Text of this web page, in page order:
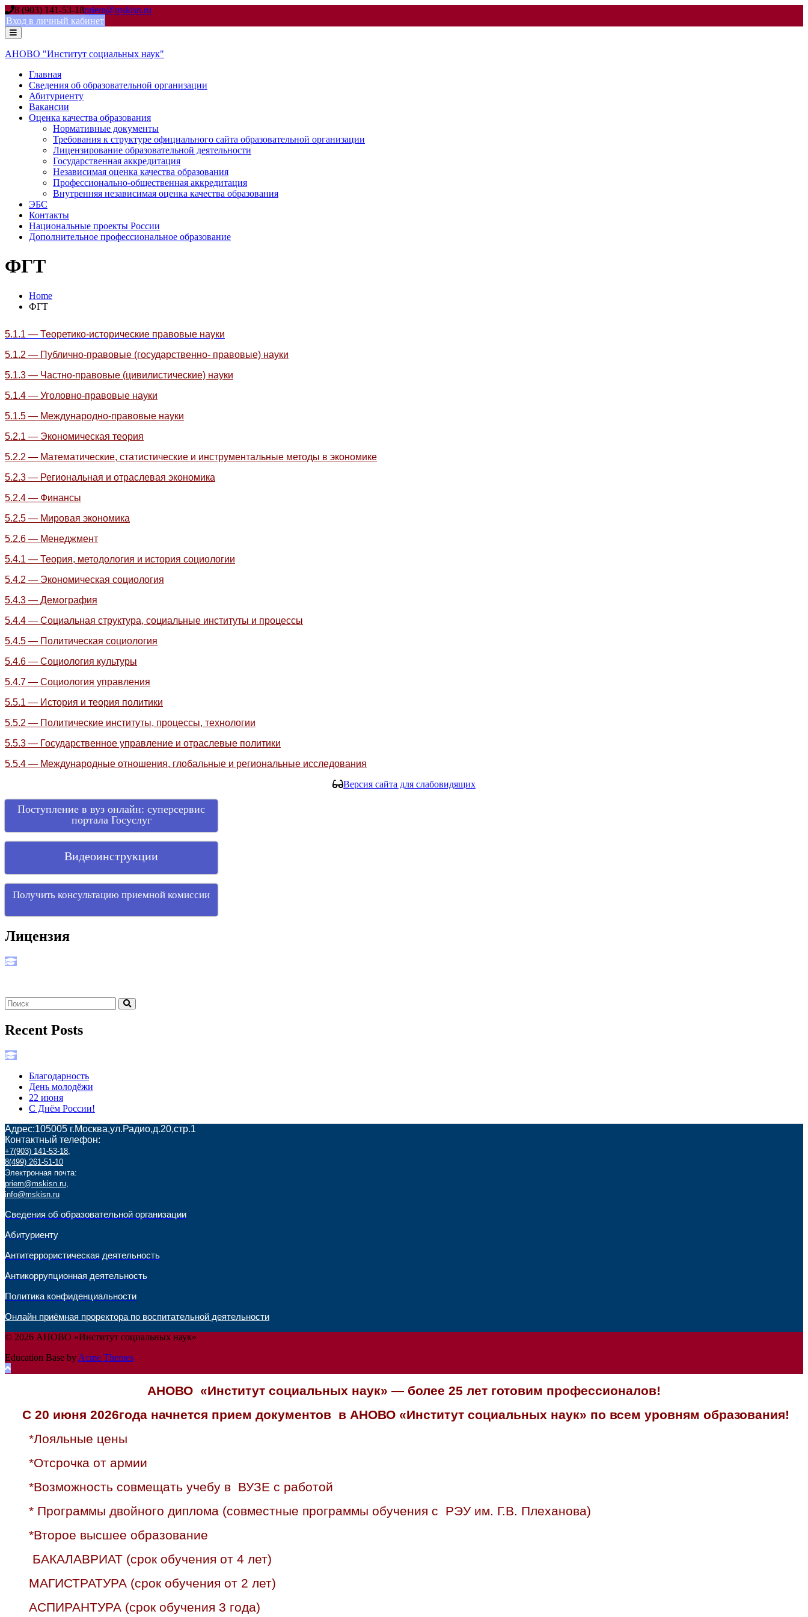
Skip
to
content
8 (903) 141-53-18priem@mskisn.ru
Вход в личный кабинет
АНОВО "Институт социальных наук"
Главная
Сведения об образовательной организации
Абитуриенту
Вакансии
Оценка качества образования
Нормативные документы
Требования к структуре официального сайта образовательной организации
Лицензирование образовательной деятельности
Государственная аккредитация
Независимая оценка качества образования
Профессионально-общественная аккредитация
Внутренняя независимая оценка качества образования
ЭБС
Контакты
Национальные проекты России
Дополнительное профессиональное образование
ФГТ
Home
ФГТ
5.1.1 — Теоретико-исторические правовые науки
5.1.2 — Публично-правовые (государственно- правовые) науки
5.1.3 — Частно-правовые (цивилистические) науки
5.1.4 — Уголовно-правовые науки
5.1.5 — Международно-правовые науки
5.2.1 — Экономическая теория
5.2.2 — Математические, статистические и инструментальные методы в экономике
5.2.3 — Региональная и отраслевая экономика
5.2.4 — Финансы
5.2.5 — Мировая экономика
5.2.6 — Менеджмент
5.4.1 — Теория, методология и история социологии
5.4.2 — Экономическая социология
5.4.3 — Демография
5.4.4 — Социальная структура, социальные институты и процессы
5.4.5 — Политическая социология
5.4.6 — Социология культуры
5.4.7 — Социология управления
5.5.1 — История и теория политики
5.5.2 — Политические институты, процессы, технологии
5.5.3 — Государственное управление и отраслевые политики
5.5.4 — Международные отношения, глобальные и региональные исследования
Версия сайта для слабовидящих
Поступление в вуз онлайн: суперсервис
портала Госуслуг
Видеоинструкции
Получить консультацию приемной комиссии
Лицензия
Recent Posts
Благодарность
День молодёжи
22 июня
С Днём России!
Адрес:105005 г.Москва,ул.Радио,д.20,стр.1
Контактный телефон:
+7(903) 141-53-18,
8(499) 261-51-10
Электронная почта:
priem@mskisn.ru,
info@mskisn.ru
Сведения об образовательной организации
Абитуриенту
Антитеррористическая деятельность
Антикоррупционная деятельность
Политика конфиденциальности
Онлайн приёмная проректора по воспитательной деятельности
© 2026 АНОВО «Институт социальных наук»
Education Base by Acme Themes
АНОВО «Институт социальных наук» — более 25 лет готовим профессионалов!
С 20 июня 2026года начнется прием документов в АНОВО «Институт социальных наук» по всем уровням образования!
*Лояльные цены
*Отсрочка от армии
*Возможность совмещать учебу в ВУЗЕ с работой
* Программы двойного диплома (совместные программы обучения с РЭУ им. Г.В. Плеханова)
*Второе высшее образование
БАКАЛАВРИАТ (срок обучения от 4 лет)
МАГИСТРАТУРА (срок обучения от 2 лет)
АСПИРАНТУРА (срок обучения 3 года)